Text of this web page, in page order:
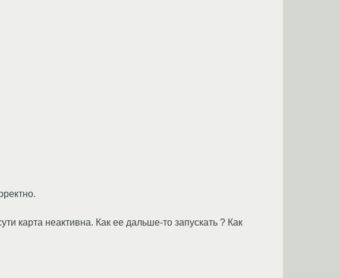
карта неактивна. Как ее дальше-то запускать ? Как